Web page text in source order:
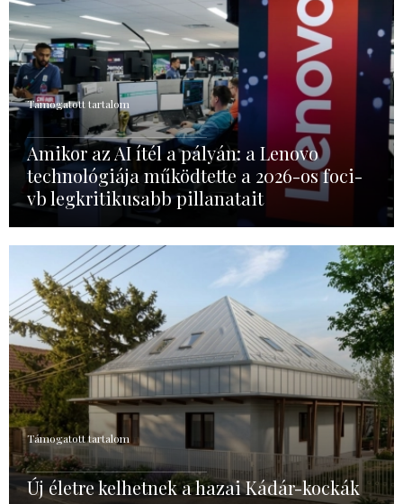
Támogatott tartalom
Amikor az AI ítél a pályán: a Lenovo
technológiája működtette a 2026-os foci-
vb legkritikusabb pillanatait
Támogatott tartalom
Új életre kelhetnek a hazai Kádár-kockák